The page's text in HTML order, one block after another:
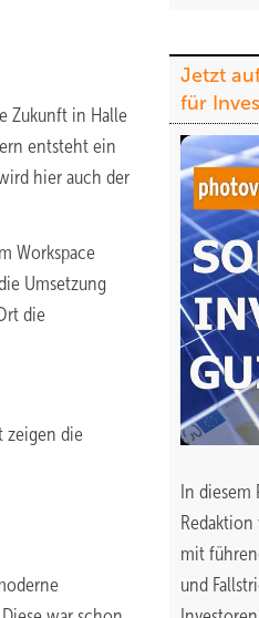
Zukunft in Halle
entsteht ein
hier auch der
Workspace
Umsetzung
die
zeigen die
Jetzt
für
In
mit
und